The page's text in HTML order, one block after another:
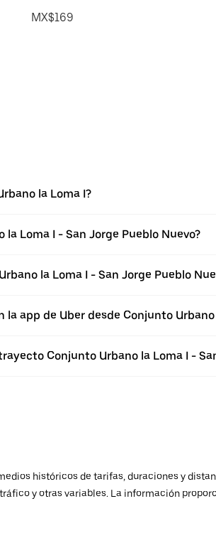
MX$169
la Loma I?
Loma I - San Jorge Pueblo Nuevo?
la Loma I - San Jorge Pueblo
app de Uber desde Conjunto Urbano
Conjunto Urbano la Loma I -
históricos de tarifas, duraciones y
y otras variables. La información